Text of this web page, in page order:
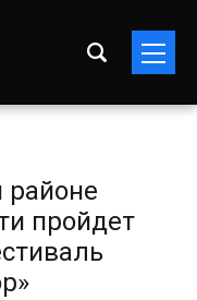
районе
пройдет